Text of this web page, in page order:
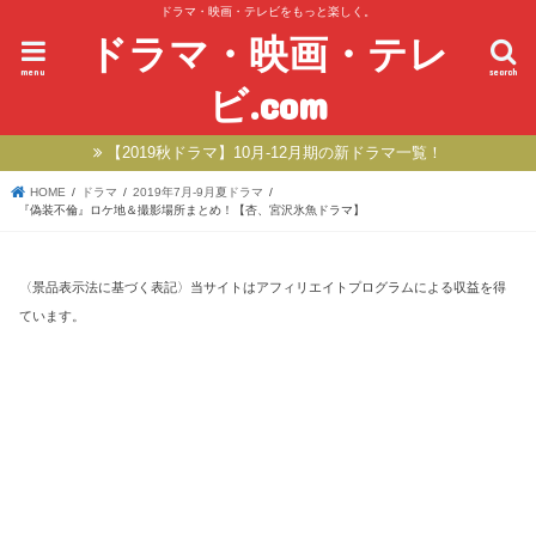
ドラマ・映画・テレビをもっと楽しく。
ドラマ・映画・テレ
ビ.com
search
menu
【2019秋ドラマ】10月-12月期の新ドラマ一覧！
HOME ドラマ
2019年7月-9月夏ドラマ
『偽装不倫』ロケ地＆撮影場所まとめ！【杏、宮沢氷魚ドラマ】
〈景品表示法に基づく表記〉当サイトはアフィリエイトプログラムによる収益を得
ています。